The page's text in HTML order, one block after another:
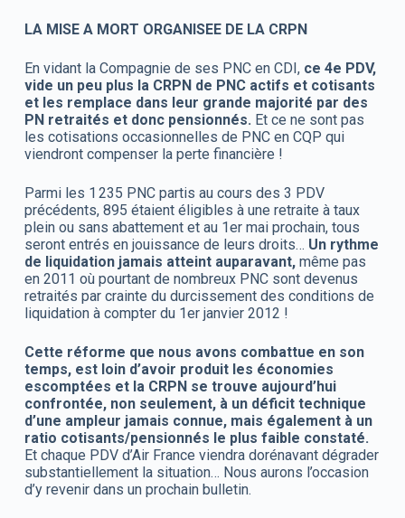
LA MISE A MORT ORGANISEE DE LA CRPN
En vidant la Compagnie de ses PNC en CDI, ce 4e PDV,
vide un peu plus la CRPN de PNC actifs et cotisants
et les remplace dans leur grande majorité par des
PN retraités et donc pensionnés. Et ce ne sont pas
les cotisations occasionnelles de PNC en CQP qui
viendront compenser la perte financière !
Parmi les 1 235 PNC partis au cours des 3 PDV
précédents, 895 étaient éligibles à une retraite à taux
plein ou sans abattement et au 1er mai prochain, tous
seront entrés en jouissance de leurs droits… Un rythme
de liquidation jamais atteint auparavant,même pas
en 2011 où pourtant de nombreux PNC sont devenus
retraités par crainte du durcissement des conditions de
liquidation à compter du 1er janvier 2012 !
Cette réforme que nous avons combattue en son
temps, est loin d’avoir produit les économies
escomptées et la CRPN se trouve aujourd’hui
confrontée, non seulement, à un déficit technique
d’une ampleur jamais connue, mais également à un
ratio cotisants/pensionnés le plus faible constaté.
Et chaque PDV d’Air France viendra dorénavant dégrader
substantiellement la situation… Nous aurons l’occasion
d’y revenir dans un prochain bulletin.